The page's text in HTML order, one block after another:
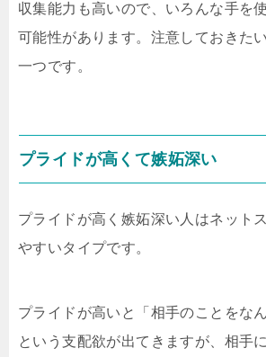
収集能力も高いので、いろんな手を
可能性があります。注意しておきた
一つです。
プライドが高くて嫉妬深い
プライドが高く嫉妬深い人はネット
やすいタイプです。
プライドが高いと「相手のことをな
という支配欲が出てきますが、相手